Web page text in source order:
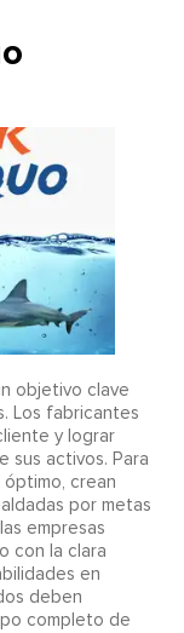
objetivo clave
Los fabricantes
y lograr
sus activos. Para
óptimo, crean
por metas
empresas
con la clara
en
deben
completo de